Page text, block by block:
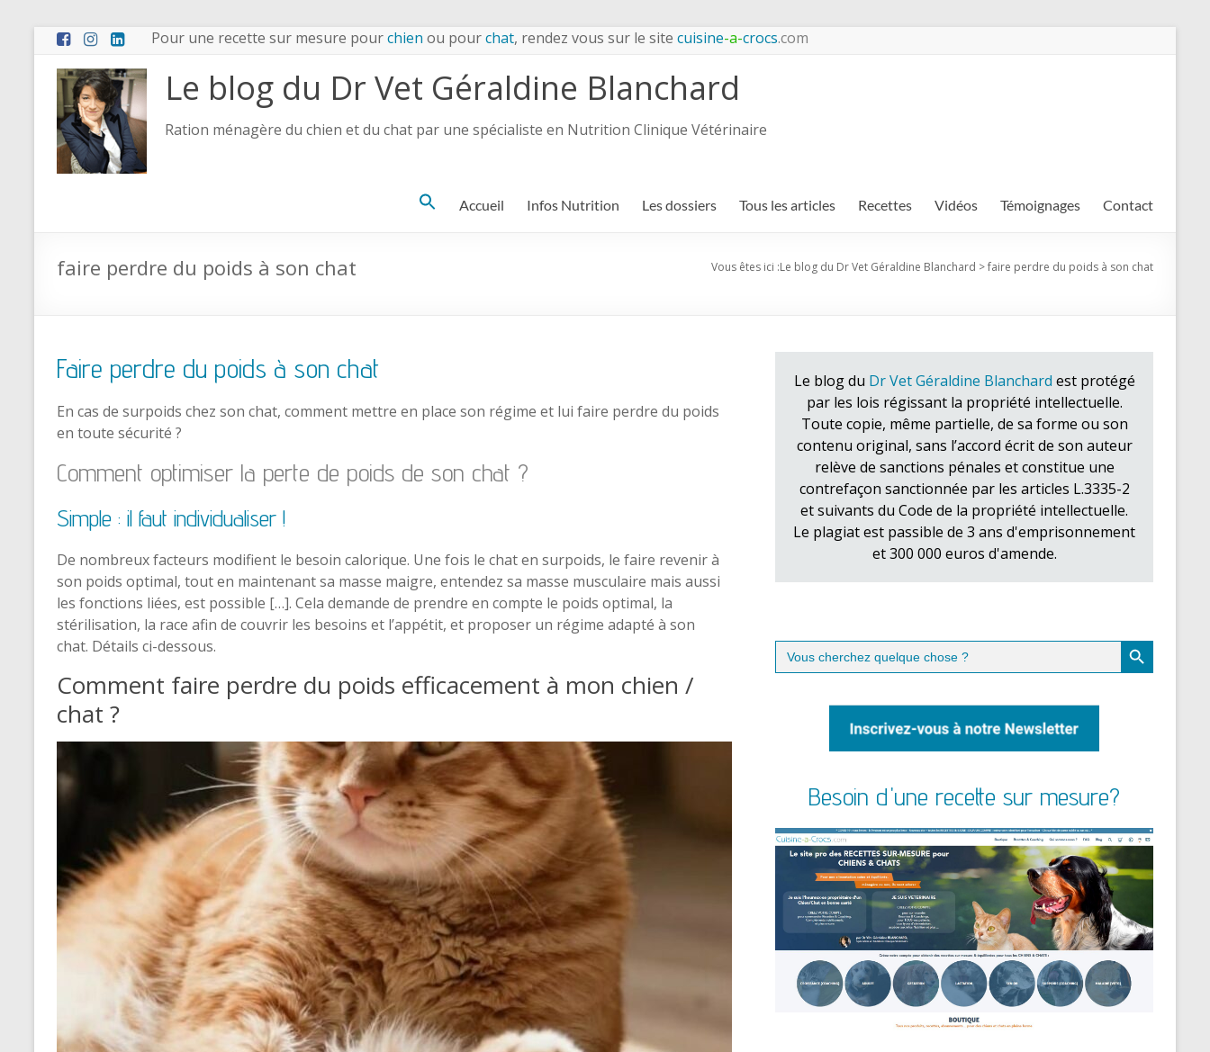
Pour une recette sur mesure pourchien ou pourchat, rendez vous sur le site cuisine-a-crocs.com
Le blog du Dr Vet Géraldine Blanchard
Ration ménagère du chien et du chat par une spécialiste en Nutrition Clinique Vétérinaire
Search Accueil Infos Nutrition Les dossiers Tous les articles Recettes Vidéos Témoignages Contact
faire perdre du poids à son chat Vous êtes ici :Le blog du Dr Vet Géraldine Blanchard >faire perdre du poids à son chat
Faire perdre du poids à son chat
En cas de surpoids chez son chat, comment mettre en place son régime et lui faire perdre du poids
en toute sécurité ?
Comment optimiser la perte de poids de son chat ?
Simple : il faut individualiser !
De nombreux facteurs modifient le besoin calorique. Une fois le chat en surpoids, le faire revenir à
son poids optimal, tout en maintenant sa masse maigre, entendez sa masse musculaire mais aussi
les fonctions liées, est possible […]. Cela demande de prendre en compte le poids optimal, la
stérilisation, la race afin de couvrir les besoins et l’appétit, et proposer un régime adapté à son
chat. Détails ci-dessous.
Comment faire perdre du poids efficacement à mon chien /
chat ?
Le blog du Dr Vet Géraldine Blanchard est protégé
par les lois régissant la propriété intellectuelle.
Toute copie, même partielle, de sa forme ou son
contenu original, sans l’accord écrit de son auteur
relève de sanctions pénales et constitue une
contrefaçon sanctionnée par les articles L.3335-2
et suivants du Code de la propriété intellectuelle.
Le plagiat est passible de 3 ans d'emprisonnement
et 300 000 euros d'amende.
Search
for:
Search Button
Besoin d'une recette sur mesure?